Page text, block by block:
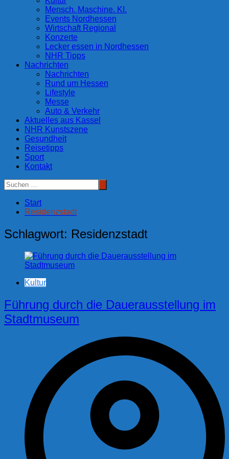
Mensch. Maschine. KI.
Events Nordhessen
Wirtschaft Regional
Konzerte
Lecker essen in Nordhessen
NHR Tipps
Nachrichten
Nachrichten
Rund um Hessen
Lifestyle
Messe
Auto & Verkehr
Aktuelles aus Kassel
NHR Kunstszene
Gesundheit
Reisetipps
Sport
Kontakt
Start
Residenzstadt
Schlagwort: Residenzstadt
Kultur
Führung durch die Dauerausstellung im
Stadtmuseum